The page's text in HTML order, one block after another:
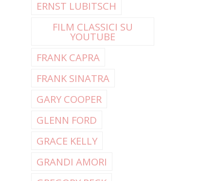
ERNST LUBITSCH
FILM CLASSICI SU
YOUTUBE
FRANK CAPRA
FRANK SINATRA
GARY COOPER
GLENN FORD
GRACE KELLY
GRANDI AMORI